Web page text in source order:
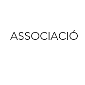
ASSOCIACIÓ